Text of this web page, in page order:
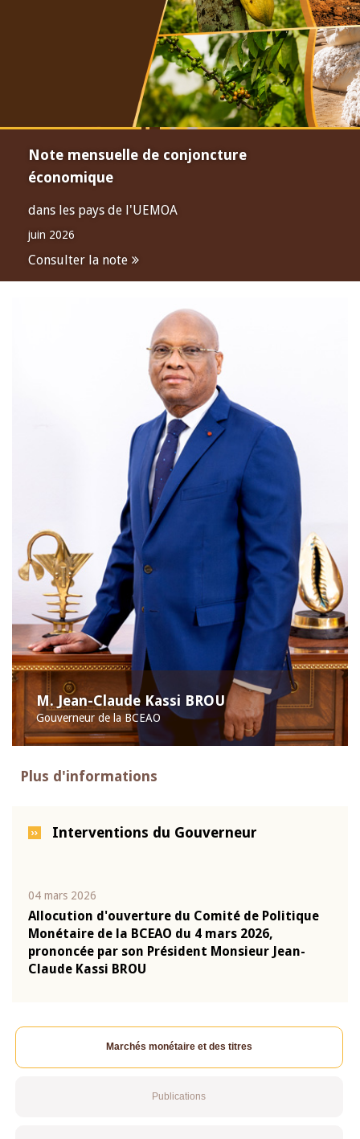
Note mensuelle de conjoncture
économique
dans les pays de l'UEMOA
juin 2026
Consulter la note
M. Jean-Claude Kassi BROU
Gouverneur de la BCEAO
Plus d'informations
Interventions du Gouverneur
04 mars 2026
Allocution d'ouverture du Comité de Politique
Monétaire de la BCEAO du 4 mars 2026,
prononcée par son Président Monsieur Jean-
Claude Kassi BROU
Marchés monétaire et des titres
Publications